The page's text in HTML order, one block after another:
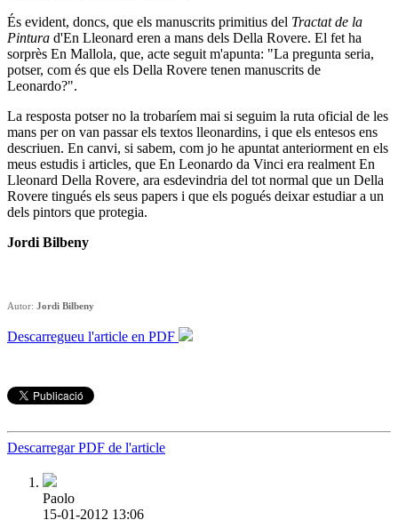
És evident, doncs, que els manuscrits primitius del Tractat de la
Pintura d'En Lleonard eren a mans dels Della Rovere. El fet ha
sorprès En Mallola, que, acte seguit m'apunta: "La pregunta seria,
potser, com és que els Della Rovere tenen manuscrits de
Leonardo?".
La resposta potser no la trobaríem mai si seguim la ruta oficial de les
mans per on van passar els textos lleonardins, i que els entesos ens
descriuen. En canvi, si sabem, com jo he apuntat anteriorment en els
meus estudis i articles, que En Leonardo da Vinci era realment En
Lleonard Della Rovere, ara esdevindria del tot normal que un Della
Rovere tingués els seus papers i que els pogués deixar estudiar a un
dels pintors que protegia.
Jordi Bilbeny
Autor: Jordi Bilbeny
Descarregueu l'article en PDF
Descarregar PDF de l'article
Paolo
15-01-2012 13:06